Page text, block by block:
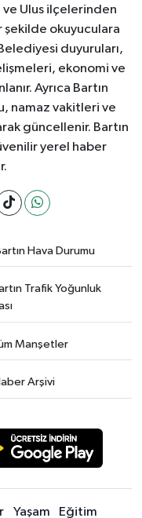
ve Ulus ilçelerinden
şekilde okuyuculara
duyuruları,
ekonomi ve
Ayrıca Bartın
namaz vakitleri ve
güncellenir. Bartın
yerel haber
Hava Durumu
Trafik Yoğunluk
Manşetler
Arşivi
Yaşam Eğitim